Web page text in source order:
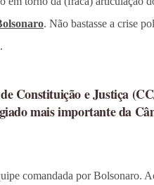
. Não bastasse a crise
Constituição e Justiça
mais importante da
comandada por Bolsonaro.